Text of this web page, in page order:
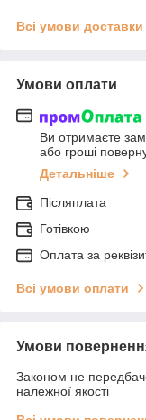
Всі умови доставки
Умови оплати
Ви отримаєте
або гроші
Детальніше
Післяплата
Готівкою
Оплата за
Всі умови оплати
Умови
Законом не
належної якості